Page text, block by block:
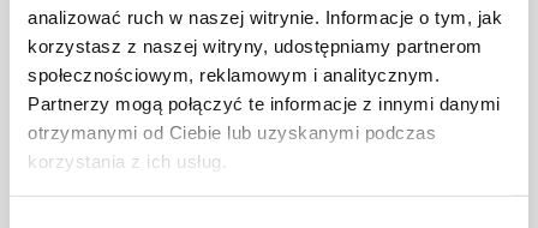
analizować ruch w naszej witrynie. Informacje o tym, jak
korzystasz z naszej witryny, udostępniamy partnerom
społecznościowym, reklamowym i analitycznym.
Partnerzy mogą połączyć te informacje z innymi danymi
otrzymanymi od Ciebie lub uzyskanymi podczas
korzystania z ich usług.